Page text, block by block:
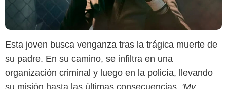
Esta joven busca venganza tras la trágica muerte de
su padre. En su camino, se infiltra en una
organización criminal y luego en la policía, llevando
su misión hasta las últimas consecuencias. 'My
Disney +